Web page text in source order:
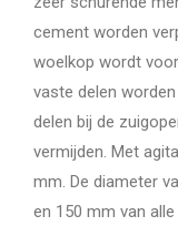
cement worden
woelkop wordt
vaste delen
delen bij de
vermijden. Met
mm. De diameter
en 150 mm van